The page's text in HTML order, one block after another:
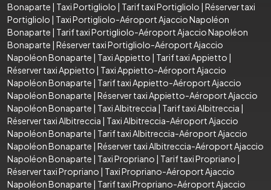
Bonaparte | Taxi Portigliolo | Tarif taxi Portigliolo | Réserver taxi
Portigliolo | Taxi Portigliolo-Aéroport Ajaccio Napoléon
Bonaparte | Tarif taxi Portigliolo-Aéroport Ajaccio Napoléon
Bonaparte | Réserver taxi Portigliolo-Aéroport Ajaccio
Napoléon Bonaparte | Taxi Appietto | Tarif taxi Appietto |
Réserver taxi Appietto | Taxi Appietto-Aéroport Ajaccio
Napoléon Bonaparte | Tarif taxi Appietto-Aéroport Ajaccio
Napoléon Bonaparte | Réserver taxi Appietto-Aéroport Ajaccio
Napoléon Bonaparte | Taxi Albitreccia | Tarif taxi Albitreccia |
Réserver taxi Albitreccia | Taxi Albitreccia-Aéroport Ajaccio
Napoléon Bonaparte | Tarif taxi Albitreccia-Aéroport Ajaccio
Napoléon Bonaparte | Réserver taxi Albitreccia-Aéroport Ajaccio
Napoléon Bonaparte | Taxi Propriano | Tarif taxi Propriano |
Réserver taxi Propriano | Taxi Propriano-Aéroport Ajaccio
Napoléon Bonaparte | Tarif taxi Propriano-Aéroport Ajaccio